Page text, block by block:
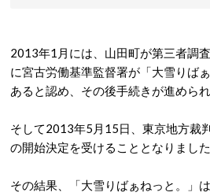
2013年1月には、山田町が第三者調
に宮古労働基準監督署が「大雪りば
あると認め、その後手続きが進められ
そして2013年5月15日、東京地方裁
の開始決定を受けることとなりました
その結果、「大雪りばぁねっと。」は